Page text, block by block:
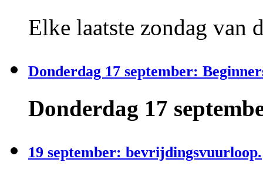
Elke laatste zondag van
Donderdag 17 september:
Donderdag 17
19 september: bevrijdingsvuurloop.